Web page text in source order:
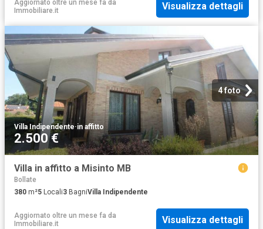
Aggiornato oltre un mese fa da
Immobiliare.it
Visualizza dettagli
4 foto
Villa Indipendente·in affitto
2.500 €
Villa in affitto a Misinto MB
Bollate
380 m²5 Locali3 BagniVilla Indipendente
Aggiornato oltre un mese fa da
Immobiliare.it
Visualizza dettagli